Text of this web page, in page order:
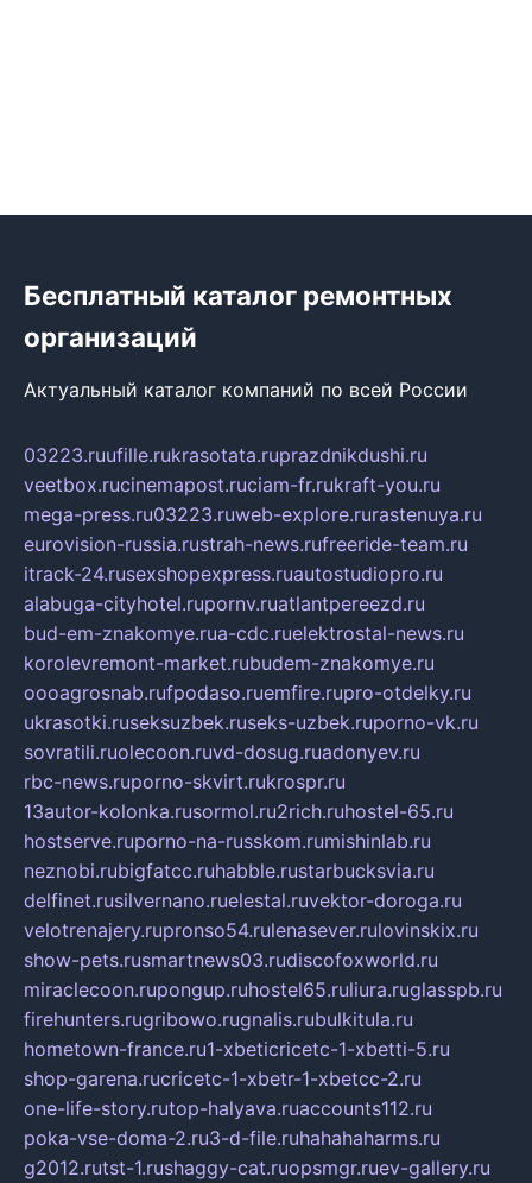
Бесплатный каталог ремонтных
организаций
Актуальный каталог компаний по всей России
03223.ruufille.rukrasotata.ruprazdnikdushi.ru
veetbox.rucinemapost.ruciam-fr.rukraft-you.ru
mega-press.ru03223.ruweb-explore.rurastenuya.ru
eurovision-russia.rustrah-news.rufreeride-team.ru
itrack-24.rusexshopexpress.ruautostudiopro.ru
alabuga-cityhotel.rupornv.ruatlantpereezd.ru
bud-em-znakomye.rua-cdc.ruelektrostal-news.ru
korolevremont-market.rubudem-znakomye.ru
oooagrosnab.rufpodaso.ruemfire.rupro-otdelky.ru
ukrasotki.ruseksuzbek.ruseks-uzbek.ruporno-vk.ru
sovratili.ruolecoon.ruvd-dosug.ruadonyev.ru
rbc-news.ruporno-skvirt.rukrospr.ru
13autor-kolonka.rusormol.ru2rich.ruhostel-65.ru
hostserve.ruporno-na-russkom.rumishinlab.ru
neznobi.rubigfatcc.ruhabble.rustarbucksvia.ru
delfinet.rusilvernano.ruelestal.ruvektor-doroga.ru
velotrenajery.rupronso54.rulenasever.rulovinskix.ru
show-pets.rusmartnews03.rudiscofoxworld.ru
miraclecoon.rupongup.ruhostel65.ruliura.ruglasspb.ru
firehunters.rugribowo.rugnalis.rubulkitula.ru
hometown-france.ru1-xbeticricetc-1-xbetti-5.ru
shop-garena.rucricetc-1-xbetr-1-xbetcc-2.ru
one-life-story.rutop-halyava.ruaccounts112.ru
poka-vse-doma-2.ru3-d-file.ruhahahaharms.ru
g2012.rutst-1.rushaggy-cat.ruopsmgr.ruev-gallery.ru